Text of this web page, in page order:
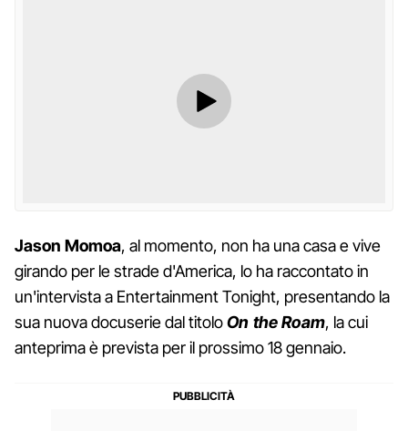
Jason Momoa, al momento, non ha una casa e vive
girando per le strade d'America, lo ha raccontato in
un'intervista a Entertainment Tonight, presentando la
sua nuova docuserie dal titoloOn the Roam, la cui
anteprima è prevista per il prossimo 18 gennaio.